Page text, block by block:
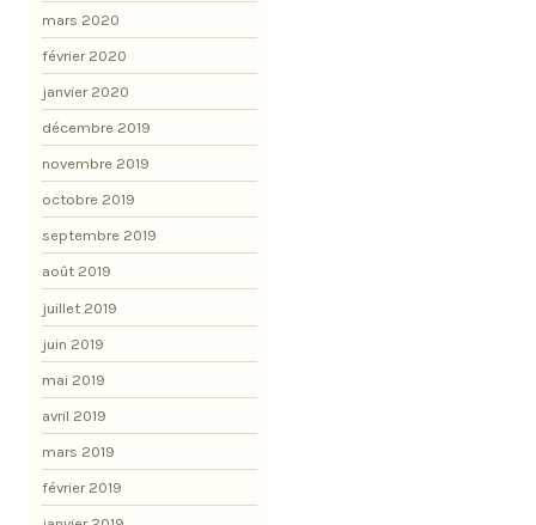
mars 2020
février 2020
janvier 2020
décembre 2019
novembre 2019
octobre 2019
septembre 2019
août 2019
juillet 2019
juin 2019
mai 2019
avril 2019
mars 2019
février 2019